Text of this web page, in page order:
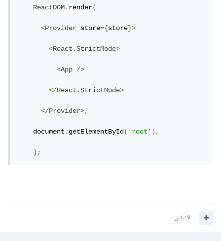
ReactDOM.render(
<Provider store={store}>
<React.StrictMode>
<App />
</React.StrictMode>
</Provider>,
    document
.getElementById('root'),
);
اقتباس